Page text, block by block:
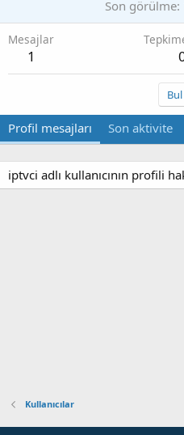
Son görülme
Mesajlar
1
Bul
Profil mesajları Son aktivite
iptvci adlı kullanıcının profili
Kullanıcılar